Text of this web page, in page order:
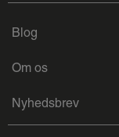
Blog
Om os
Nyhedsbrev